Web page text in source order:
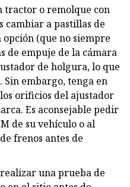
tractor o remolque con
cambiar a pastillas de
(que no siempre
de empuje de la cámara
de holgura, lo que
embargo, tenga en
orificios del ajustador
Es aconsejable pedir
de su vehículo o al
frenos antes de
una prueba de